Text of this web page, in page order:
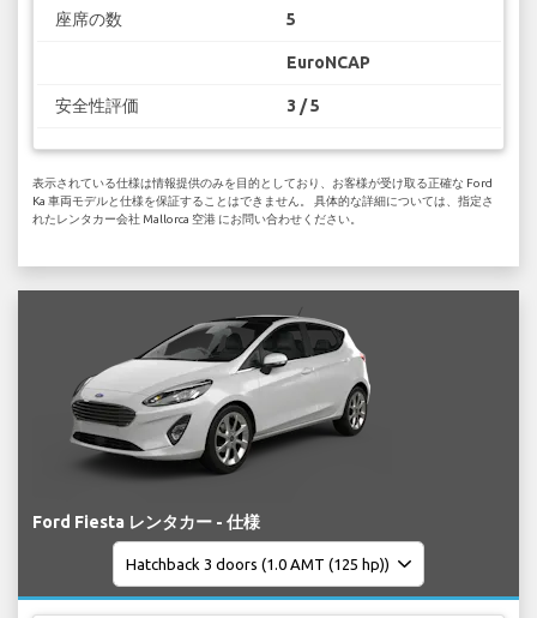
座席の数 5
EuroNCAP
安全性評価 3 / 5
表示されている仕様は情報提供のみを目的としており、お客様が受け取る正確な Ford
Ka 車両モデルと仕様を保証することはできません。 具体的な詳細については、指定さ
れたレンタカー会社 Mallorca 空港 にお問い合わせください。
Ford Fiesta レンタカー - 仕様